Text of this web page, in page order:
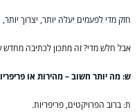
חזק מדי לפעמים יעלה יותר, יצרוך יותר,
אבל חלש מדי? זה מתכון לכתיבה
ש: מה יותר חשוב – מהירות או
ת: ברוב הפרויקטים, פריפריות.